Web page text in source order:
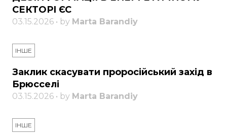
СЕКТОРІ ЄС
03.15.2026 • by Marta Barandiy
ІНШЕ
Заклик скасувати проросійський захід в
Брюсселі
03.15.2026 • by Marta Barandiy
ІНШЕ